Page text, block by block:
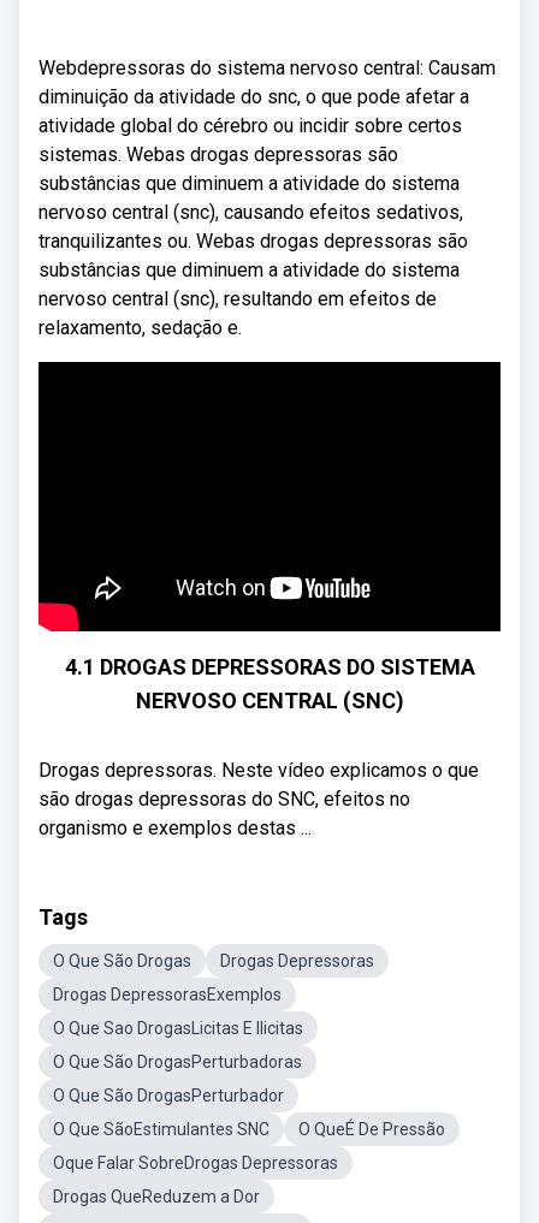
Webdepressoras do sistema nervoso central: Causam
diminuição da atividade do snc, o que pode afetar a
atividade global do cérebro ou incidir sobre certos
sistemas. Webas drogas depressoras são
substâncias que diminuem a atividade do sistema
nervoso central (snc), causando efeitos sedativos,
tranquilizantes ou. Webas drogas depressoras são
substâncias que diminuem a atividade do sistema
nervoso central (snc), resultando em efeitos de
relaxamento, sedação e.
4.1 DROGAS DEPRESSORAS DO SISTEMA
NERVOSO CENTRAL (SNC)
Drogas depressoras. Neste vídeo explicamos o que
são drogas depressoras do SNC, efeitos no
organismo e exemplos destas ...
Tags
O Que São Drogas
Drogas Depressoras
Drogas DepressorasExemplos
O Que Sao DrogasLicitas E Ilicitas
O Que São DrogasPerturbadoras
O Que São DrogasPerturbador
O Que SãoEstimulantes SNC
O QueÉ De Pressão
Oque Falar SobreDrogas Depressoras
Drogas QueReduzem a Dor